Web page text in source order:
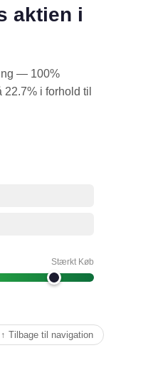
aktien i
— 100%
i forhold til
Stærkt Køb
↑ Tilbage til navigation